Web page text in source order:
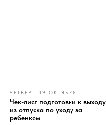
ЧЕТВЕРГ, 19 ОКТЯБРЯ
Чек-лист подготовки к выходу
из отпуска по уходу за
ребенком